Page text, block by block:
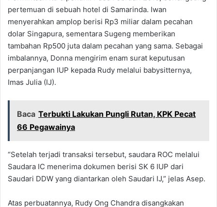
pertemuan di sebuah hotel di Samarinda. Iwan
menyerahkan amplop berisi Rp3 miliar dalam pecahan
dolar Singapura, sementara Sugeng memberikan
tambahan Rp500 juta dalam pecahan yang sama. Sebagai
imbalannya, Donna mengirim enam surat keputusan
perpanjangan IUP kepada Rudy melalui babysitternya,
Imas Julia (IJ).
Baca Terbukti Lakukan Pungli Rutan, KPK Pecat
66 Pegawainya
“Setelah terjadi transaksi tersebut, saudara ROC melalui
Saudara IC menerima dokumen berisi SK 6 IUP dari
Saudari DDW yang diantarkan oleh Saudari IJ,” jelas Asep.
Atas perbuatannya, Rudy Ong Chandra disangkakan